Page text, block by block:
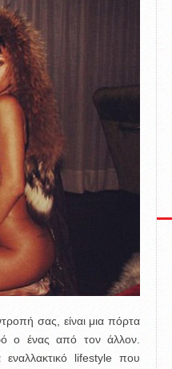
σας, είναι μια πόρτα
ο ένας από τον άλλον.
εναλλακτικό lifestyle που